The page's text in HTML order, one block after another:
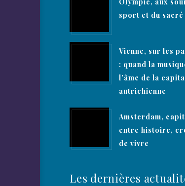
sport et du
Vienne, sur les
: quand la
l’âme de la
autrichienne
Amsterdam,
entre histoire,
de vivre
Les dernières